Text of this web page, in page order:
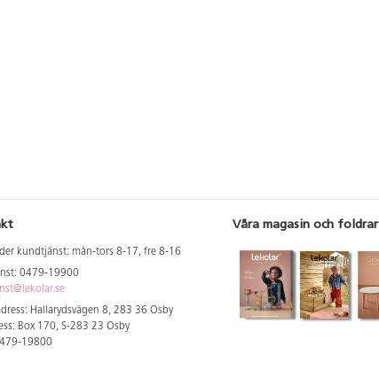
kundtjänst: mån-tors 8-17, fre 8-16
0479-19900
Hallarydsvägen 8, 283 36 Osby
Box 170, S-283 23 Osby
19800
Våra magasin och foldrar